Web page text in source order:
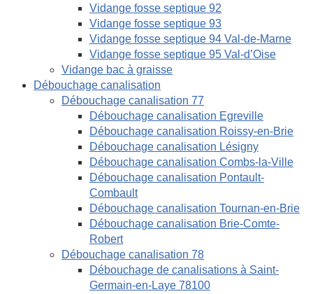
Vidange fosse septique 92
Vidange fosse septique 93
Vidange fosse septique 94 Val-de-Marne
Vidange fosse septique 95 Val-d’Oise
Vidange bac à graisse
Débouchage canalisation
Débouchage canalisation 77
Débouchage canalisation Egreville
Débouchage canalisation Roissy-en-Brie
Débouchage canalisation Lésigny
Débouchage canalisation Combs-la-Ville
Débouchage canalisation Pontault-
Combault
Débouchage canalisation Tournan-en-Brie
Débouchage canalisation Brie-Comte-
Robert
Débouchage canalisation 78
Débouchage de canalisations à Saint-
Germain-en-Laye 78100